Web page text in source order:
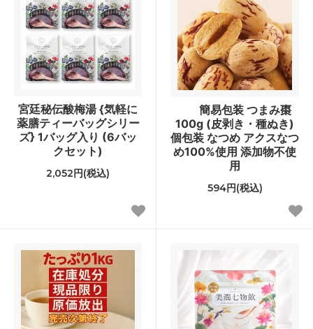
宮廷秘伝酸梅湯 {気軽に
薬膳ティーバッグシリー
ズ} 1バッグ入り (6バッ
クセット)
2,052円(税込)
簡易包装 つまみ棗
100g (皮剥き・種ぬき)
個包装 なつめ アクスなつ
め100%使用 添加物不使
用
594円(税込)